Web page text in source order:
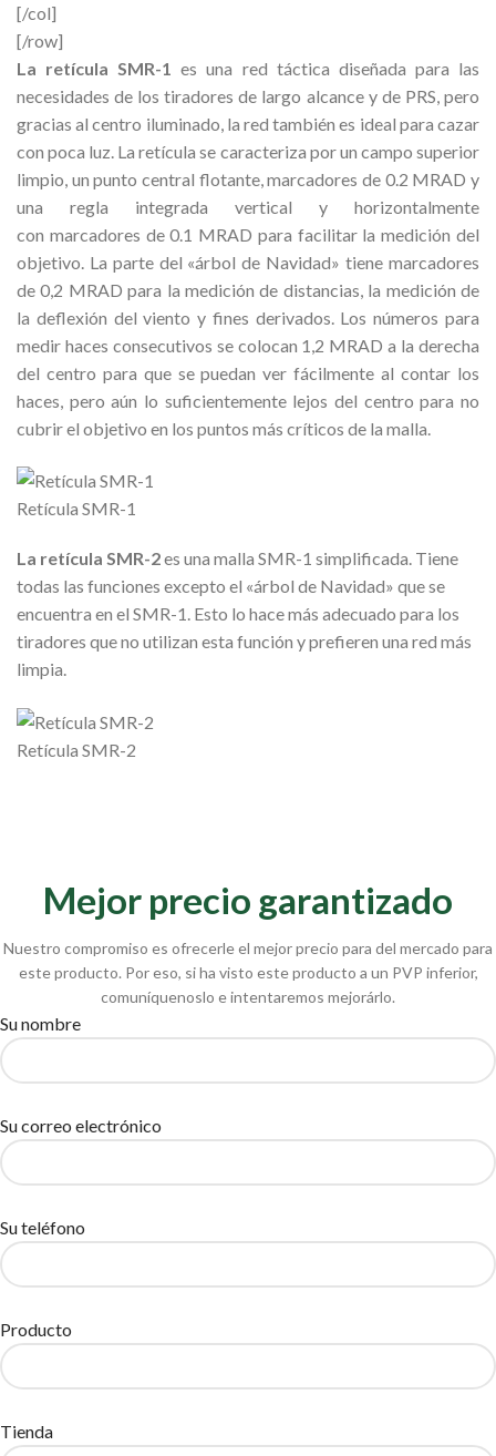
[/col]
[/row]
La retícula SMR-1 es una red táctica diseñada para las
necesidades de los tiradores de largo alcance y de PRS , pero
gracias al centro iluminado, la red también es ideal para cazar
con poca luz. La retícula se caracteriza por un campo superior
limpio, un punto central flotante, marcadores de 0.2 MRAD y
una regla integrada vertical y horizontalmente
con marcadores de0.1 MRAD para facilitar la medición del
objetivo. La parte del «árbol de Navidad» tiene marcadores
de 0,2 MRAD para la medición de distancias, la medición de
la deflexión del viento y fines derivados. Los números para
medir haces consecutivos se colocan 1,2 MRAD a la derecha
del centro para que se puedan ver fácilmente al contar los
haces, pero aún lo suficientemente lejos del centro para no
cubrir el objetivo en los puntos más críticos de la malla.
Retícula SMR-1
La retícula SMR-2es una malla SMR-1 simplificada. Tiene
todas las funciones excepto el «árbol de Navidad» que se
encuentra en el SMR-1. Esto lo hace más adecuado para los
tiradores que no utilizan esta función yprefieren una red más
limpia.
Retícula SMR-2
Mejor precio garantizado
Nuestro compromiso es ofrecerle el mejor precio para del mercado para
este producto. Por eso, si ha visto este producto a un PVP inferior,
comuníquenoslo e intentaremos mejorárlo.
Su nombre
Su correo electrónico
Su teléfono
Producto
Tienda